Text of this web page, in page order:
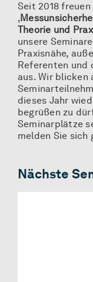
Seit 2018
‚
Theorie und
unsere
Praxisnähe,
Referenten und
aus. Wir blicken
dieses Jahr
begrüßen zu
Seminarplätze
melden Sie sich
Nächste